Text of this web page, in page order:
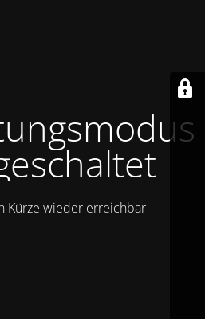
Kürze wieder erreichbar